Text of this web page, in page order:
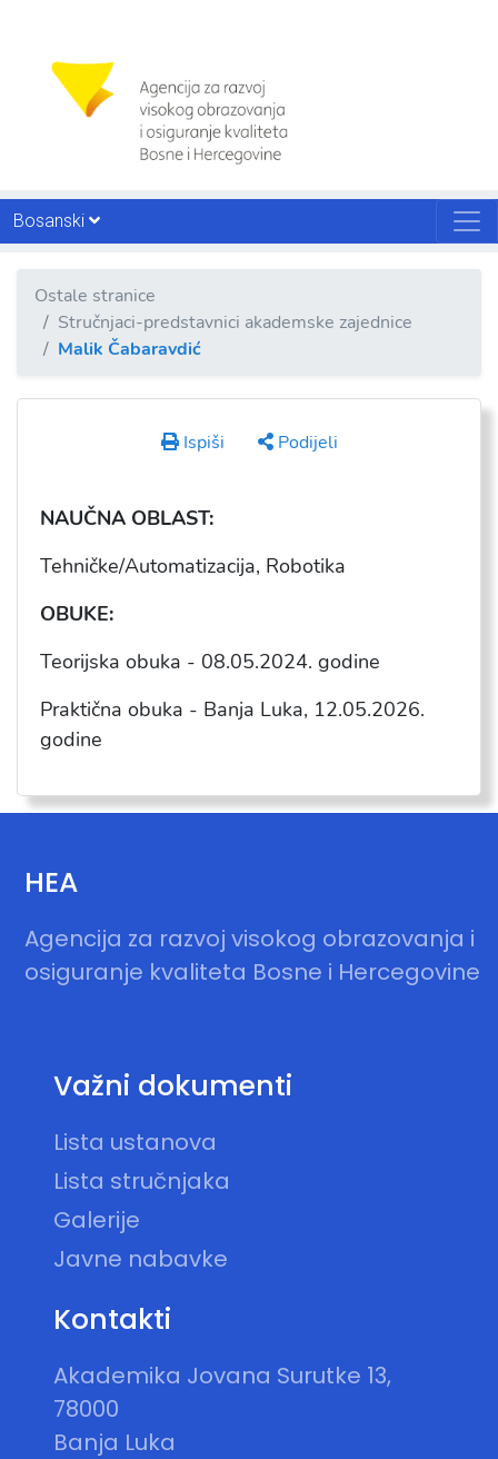
Bosanski
Ostale stranice
Stručnjaci-predstavnici akademske zajednice
Malik Čabaravdić
Ispiši Podijeli
NAUČNA OBLAST:
Tehničke/Automatizacija, Robotika
OBUKE:
Teorijska obuka - 08.05.2024. godine
Praktična obuka - Banja Luka, 12.05.2026.
godine
HEA
Agencija za razvoj visokog obrazovanja i
osiguranje kvaliteta Bosne i Hercegovine
Važni dokumenti
Lista ustanova
Lista stručnjaka
Galerije
Javne nabavke
Kontakti
Akademika Jovana Surutke 13,
78000
Banja Luka